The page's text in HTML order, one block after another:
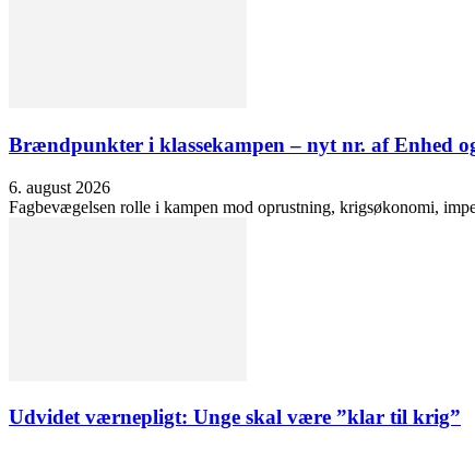
Brændpunkter i klassekampen – nyt nr. af Enhed
6. august 2026
Fagbevægelsen rolle i kampen mod oprustning, krigsøkonomi,
Udvidet værnepligt: Unge skal være ”klar til krig”